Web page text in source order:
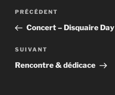
Navigation
l’article
Article
précédent
PRÉCÉDENT
Concert – Disquaire Day
Article
suivant
SUIVANT
Rencontre & dédicace